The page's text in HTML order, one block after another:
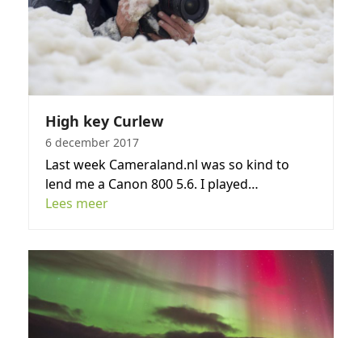
High key Curlew
6 december 2017
Last week Cameraland.nl was so kind to
lend me a Canon 800 5.6. I played…
Lees meer